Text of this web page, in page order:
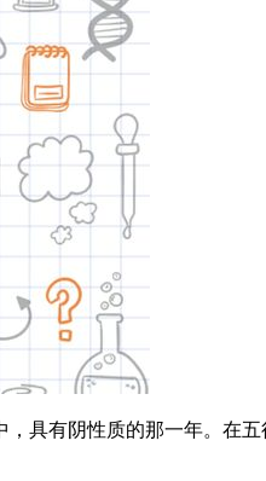
具有阴性质的那一年。在